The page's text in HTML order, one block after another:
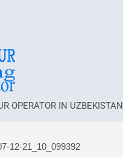
OPERATOR IN UZBEKISTAN
12-21_10_099392